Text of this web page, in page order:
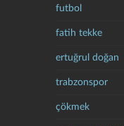
futbol
fatih tekke
ertuğrul doğan
trabzonspor
çökmek